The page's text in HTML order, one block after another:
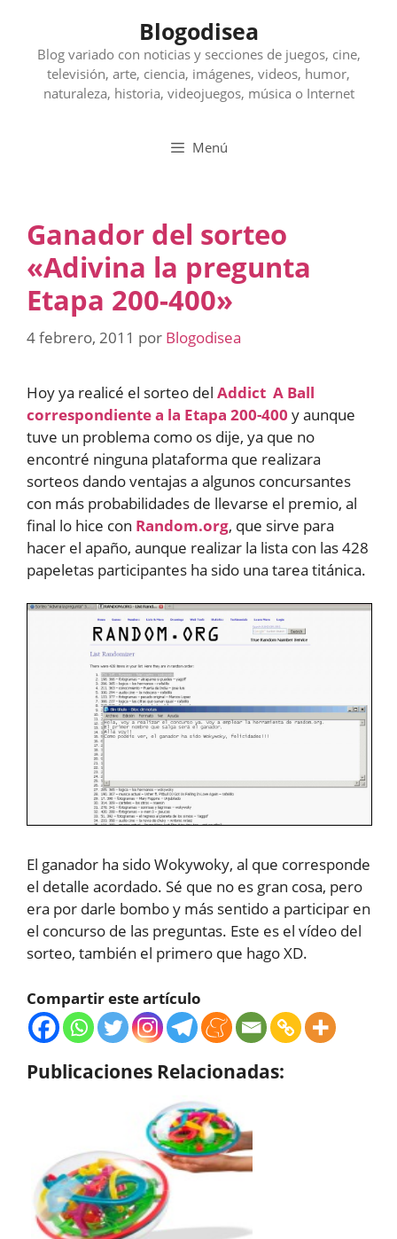
contenido
Blogodisea
Blog variado con noticias y secciones de juegos, cine,
televisión, arte, ciencia, imágenes, videos, humor,
naturaleza, historia, videojuegos, música o Internet
Menú
Ganador del sorteo
«Adivina la pregunta
Etapa 200-400»
4 febrero, 2011 por Blogodisea
Hoy ya realicé el sorteo del Addict A Ball
correspondiente a la Etapa 200-400 y aunque
tuve un problema como os dije, ya que no
encontré ninguna plataforma que realizara
sorteos dando ventajas a algunos concursantes
con más probabilidades de llevarse el premio, al
final lo hice con Random.org, que sirve para
hacer el apaño, aunque realizar la lista con las 428
papeletas participantes ha sido una tarea titánica.
El ganador ha sido Wokywoky, al que corresponde
el detalle acordado. Sé que no es gran cosa, pero
era por darle bombo y más sentido a participar en
el concurso de las preguntas. Este es el vídeo del
sorteo, también el primero que hago XD.
Compartir este artículo
Publicaciones Relacionadas: